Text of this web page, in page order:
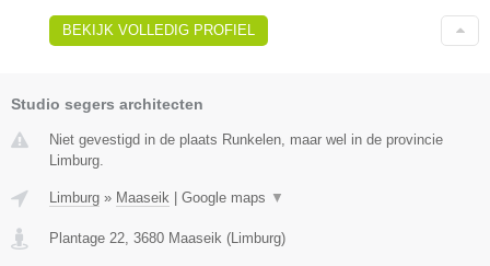
BEKIJK VOLLEDIG PROFIEL
Studio segers architecten
Niet gevestigd in de plaats Runkelen, maar wel in de provincie
Limburg.
Limburg » Maaseik Google maps ▼
Plantage 22, 3680 Maaseik (Limburg)